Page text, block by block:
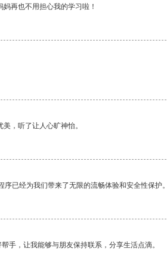
再也不用担心我的学习啦！
，听了让人心旷神怡。
序已经为我们带来了无限的流畅体验和安全性保护
手，让我能够与朋友保持联系，分享生活点滴。